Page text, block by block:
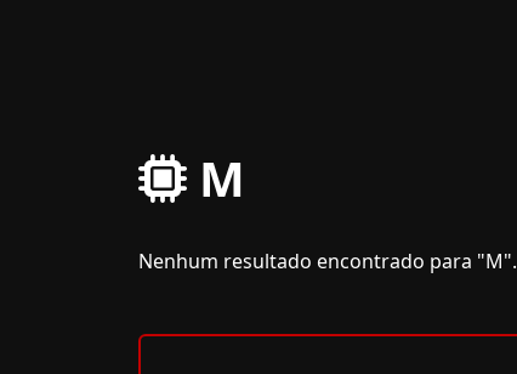
M
Nenhum resultado encontrado para "M".